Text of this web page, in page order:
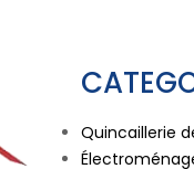
Quincaillerie